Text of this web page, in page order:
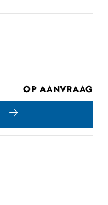
OP AANVRAAG